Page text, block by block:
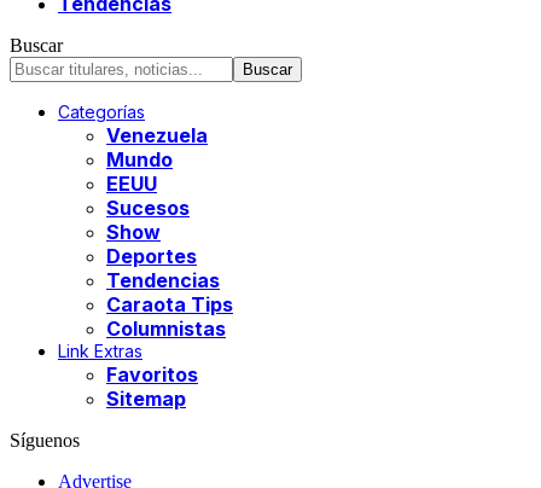
Buscar
Categorías
Venezuela
Mundo
EEUU
Sucesos
Show
Deportes
Tendencias
Caraota Tips
Columnistas
Link Extras
Favoritos
Sitemap
Síguenos
Advertise